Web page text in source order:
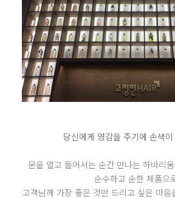
당신에게 영감을 주기에 손색
문을 열고 들어서는 순간 만나는 하바리
순수하고 순한 제품으
고객님께 가장 좋은 것만 드리고 싶은 마음